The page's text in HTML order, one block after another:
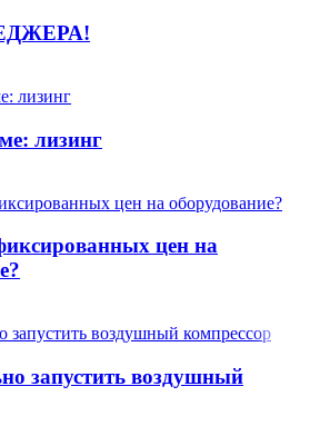
лизинг
цен на
запустить воздушный